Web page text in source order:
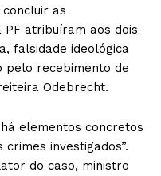
concluir as
PF atribuíram aos dois
falsidade ideológica
pelo recebimento de
Odebrecht.
elementos concretos
investigados”.
do caso, ministro